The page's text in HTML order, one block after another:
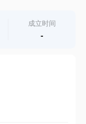
成立时间
-